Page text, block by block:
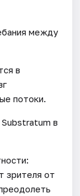
между
в
потоки.
в
зрителя от